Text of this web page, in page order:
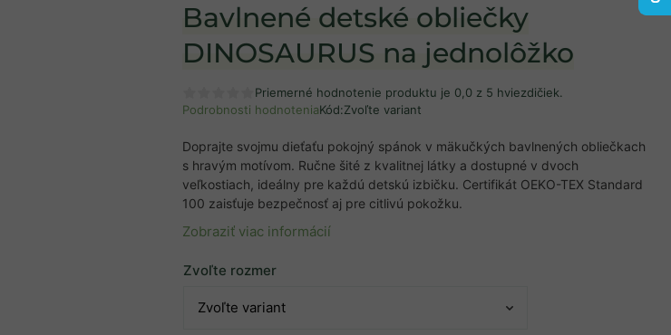
Bavlnené detské obliečky
DINOSAURUS na jednolôžko
Priemerné hodnotenie produktu je 0,0 z 5 hviezdičiek.
Podrobnosti hodnoteniaKód:Zvoľte variant
Zvoľte rozmer
Doprajte svojmu dieťaťu pokojný spánok v mäkučkých bavlnených obliečkach
s hravým motívom. Ručne šité z kvalitnej látky a dostupné v dvoch
veľkostiach, ideálny pre každú detskú izbičku. Certifikát OEKO-TEX Standard
100 zaisťuje bezpečnosť aj pre citlivú pokožku.
Zobraziť viac informácií